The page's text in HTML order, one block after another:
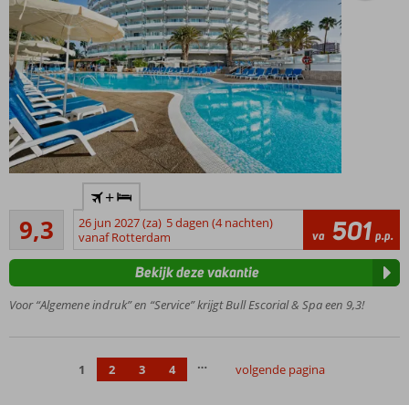
met prachtig
uitzicht
Familiehotel
uitstekende
ligging
Op
van het
zandstrand
Gratis
9,3
Uitstekend
4
beoordelingen
+
26 jun 2027 (za) 5 dagen (4 nachten)
vanaf Rotterdam
va 501 p.p.
Voor “Algemene indruk” en “Service” krijgt Bull Escorial & Spa een 9,3!
Bekijk deze vakantie
1 2 3 4 … volgende pagina